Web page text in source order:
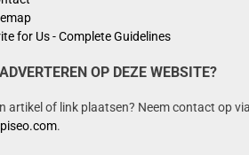
for Us - Complete Guidelines
ADVERTEREN OP DEZE WEBSITE?
artikel of link plaatsen? Neem contact op via
.